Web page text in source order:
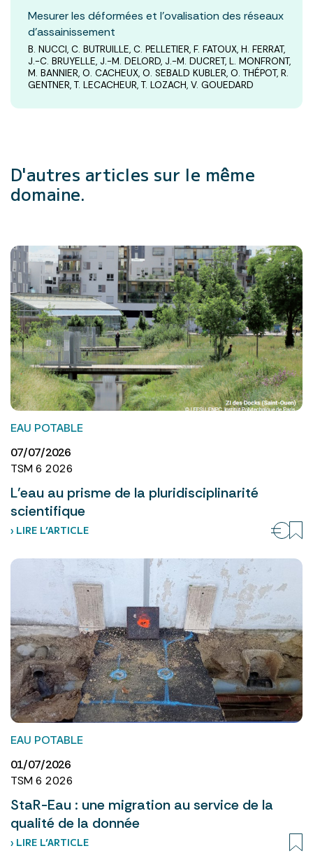
Mesurer les déformées et l'ovalisation des réseaux
d'assainissement
B. NUCCI, C. BUTRUILLE, C. PELLETIER, F. FATOUX, H. FERRAT,
J.-C. BRUYELLE, J.-M. DELORD, J.-M. DUCRET, L. MONFRONT,
M. BANNIER, O. CACHEUX, O. SEBALD KUBLER, O. THÉPOT, R.
GENTNER, T. LECACHEUR, T. LOZACH, V. GOUEDARD
D'autres articles sur le même
domaine.
EAU POTABLE
07/07/2026
TSM 6 2026
L’eau au prisme de la pluridisciplinarité
scientifique
› LIRE L’ARTICLE
EAU POTABLE
01/07/2026
TSM 6 2026
StaR-Eau : une migration au service de la
qualité de la donnée
› LIRE L’ARTICLE